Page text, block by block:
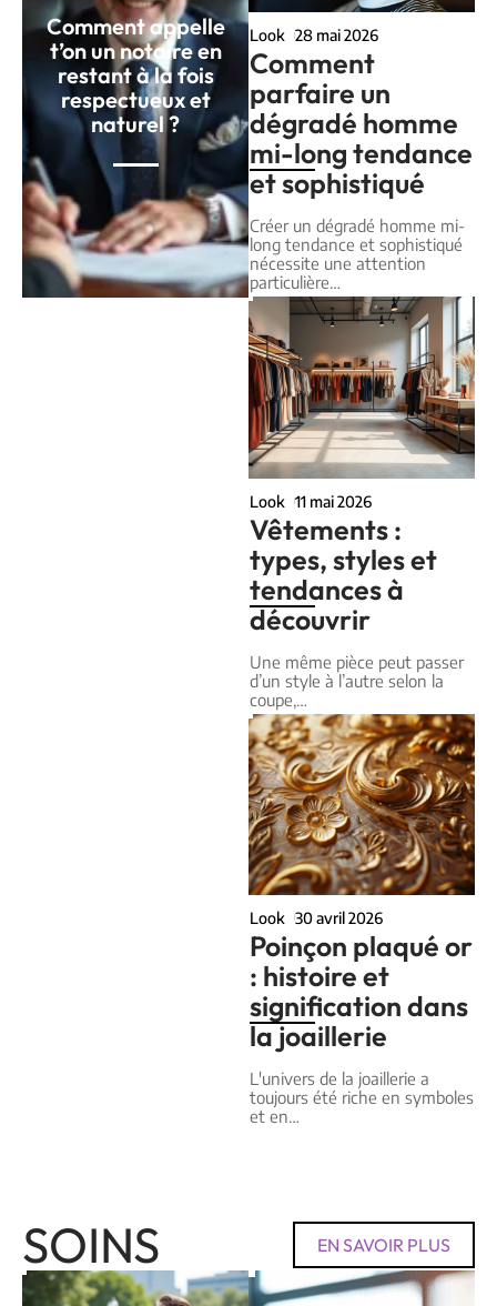
Comment appelle
t’on un notaire en
restant à la fois
respectueux et
naturel ?
Look 28 mai 2026
Comment
parfaire un
dégradé homme
mi-long tendance
et sophistiqué
Créer un dégradé homme mi-
long tendance et sophistiqué
nécessite une attention
particulière…
Look 11 mai 2026
Vêtements :
types, styles et
tendances à
découvrir
Une même pièce peut passer
d’un style à l’autre selon la
coupe,…
Look 30 avril 2026
Poinçon plaqué or
: histoire et
signification dans
la joaillerie
L'univers de la joaillerie a
toujours été riche en symboles
et en…
SOINS EN SAVOIR PLUS